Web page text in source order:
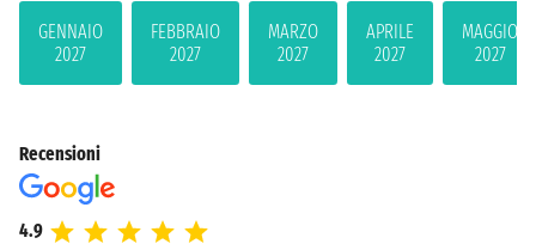
GENNAIO
2027
FEBBRAIO
2027
MARZO
2027
APRILE
2027
MAGGIO
2027
Recensioni
4.9